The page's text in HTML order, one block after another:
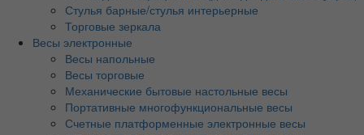
Стулья барные/стулья интерьерные
Торговые зеркала
Весы электронные
Весы напольные
Весы торговые
Механические бытовые настольные весы
Портативные многофункциональные весы
Счетные платформенные электронные весы